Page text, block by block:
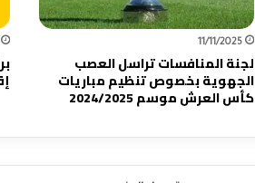
11/11/2025
لجنة المنافسات تراسل العصب
الجهوية بخصوص تنظيم مباريات
كأس العرش موسم 2024/2025